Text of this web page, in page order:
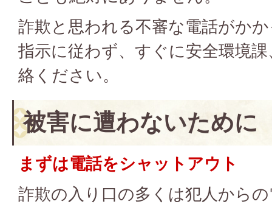
詐欺と思われる不審な電話がか
指示に従わず、すぐに安全環境
絡ください。
被害に遭わないために
まずは電話をシャットアウト
詐欺の入り口の多くは犯人から